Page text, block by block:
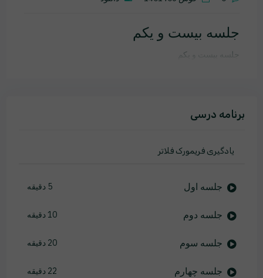
جلسه بیست و یکم
جلسه بیست و یکم
برنامه درسی
یادگیری فریمورک فلاتر
جلسه اول 5 دقیقه
جلسه دوم 10 دقیقه
جلسه سوم 20 دقیقه
جلسه چهارم 22 دقیقه